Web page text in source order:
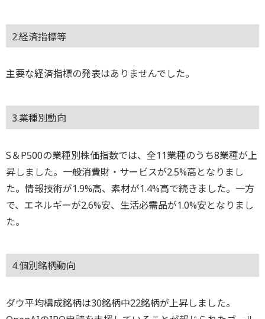
2.経済指標等
主要な経済指標の発表はありませんでした。
3.業種別動向
S＆P500の業種別株価指数では、全11業種のうち8業種が上
昇しました。一般消費財・サービスが2.5%高となりまし
た。情報技術が1.9%高、素材が1.4%高で続きました。一方
で、エネルギーが2.6%安、生活必需品が1.0%安となりまし
た。
4.個別銘柄動向
ダウ平均構成銘柄は30銘柄中22銘柄が上昇しました。